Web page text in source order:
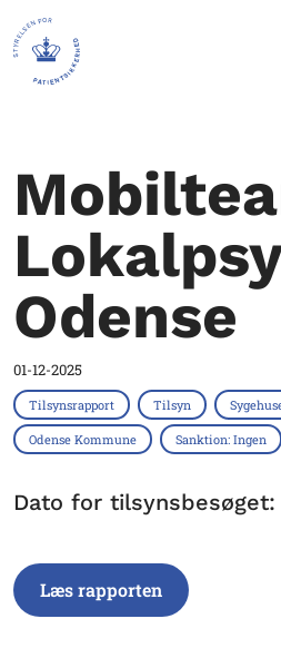
Odense
01-12-2025
Tilsynsrapport Tilsyn
Odense Kommune Sanktion: Ingen
Dato for tilsynsbesøget:
Læs rapporten